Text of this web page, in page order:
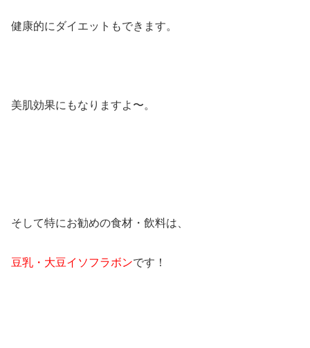
健康的にダイエットもできます。
美肌効果にもなりますよ〜。
そして特にお勧めの食材・飲料は、
豆乳・大豆イソフラボンです！